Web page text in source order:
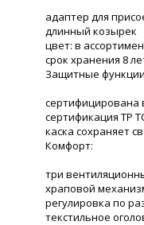
адаптер для
длинный козырек
цвет: в
срок хранения 8
Защитные
сертифицирована
сертификация ТР
каска сохраняет
Комфорт:
три
храповой
регулировка по
текстильное